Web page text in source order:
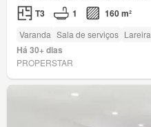
T3 1 160 m²
Varanda Sala de serviços Lareira
Há 30+ dias
PROPERSTAR